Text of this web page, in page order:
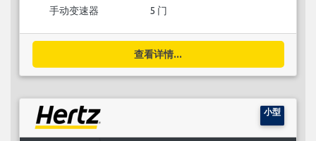
手动变速器 5 门
查看详情...
小型